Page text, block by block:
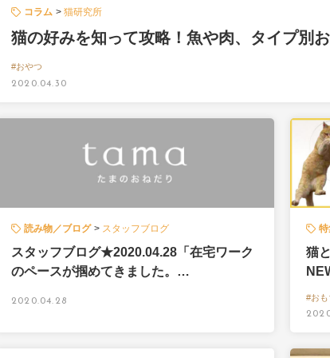
コラム 猫研究所
猫の好みを知って攻略！魚や肉、タイプ別
#おやつ
2020.04.30
読み物／ブログ スタッフブログ
スタッフブログ★2020.04.28「在宅ワーク
のペースが掴めてきました。…
2020.04.28
猫
#おも